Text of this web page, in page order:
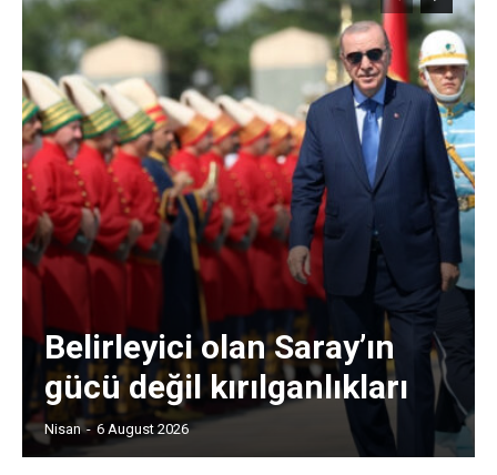
Belirleyici olan Saray’ın
gücü değil kırılganlıkları
Nisan - 6 August 2026